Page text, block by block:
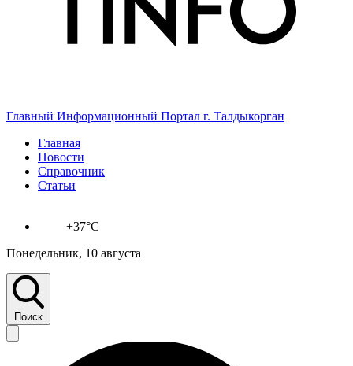
Главный Информационный Портал г. Талдыкорган
Главная
Новости
Справочник
Статьи
+37°C
Понедельник, 10 августа
Поиск